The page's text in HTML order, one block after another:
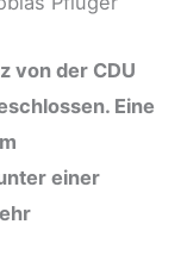
von der CDU
Eine
einer